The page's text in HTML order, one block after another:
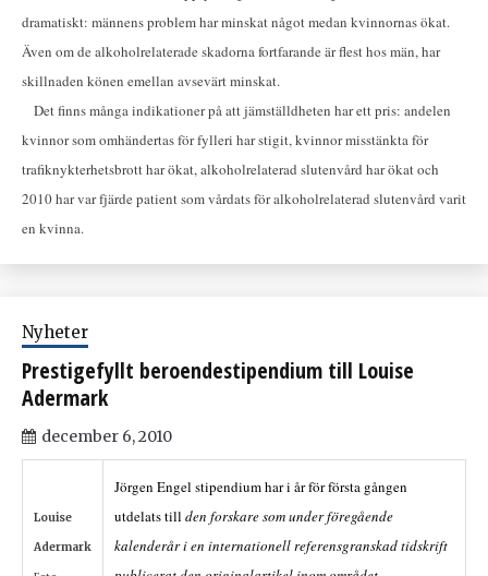
dramatiskt: männens problem har minskat något medan kvinnornas ökat.
Även om de alkoholrelaterade skadorna fortfarande är flest hos män, har
skillnaden könen emellan avsevärt minskat.
Det finns många indikationer på att jämställdheten har ett pris: andelen
kvinnor som omhändertas för fylleri har stigit, kvinnor misstänkta för
trafiknykterhetsbrott har ökat, alkoholrelaterad slutenvård har ökat och
2010 har var fjärde patient som vårdats för alkoholrelaterad slutenvård varit
en kvinna.
Nyheter
Prestigefyllt beroendestipendium till Louise
Adermark
december 6, 2010
Louise
Adermark
Jörgen Engel stipendium har i år för första gången
utdelats till den forskare som under föregående
kalenderår i en internationell referensgranskad tidskrift